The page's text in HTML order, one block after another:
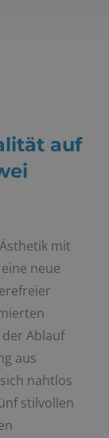
auf
mit
neue
Ablauf
aus
nahtlos
stilvollen